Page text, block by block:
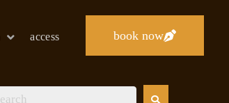
access book now